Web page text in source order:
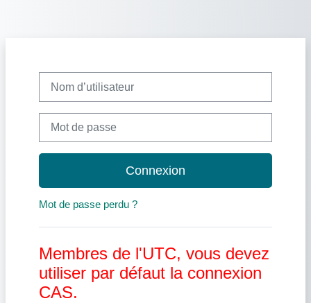
Mot de passe
Connexion
Mot de passe perdu ?
Membres de l'UTC, vous devez
utiliser par défaut la connexion
CAS.